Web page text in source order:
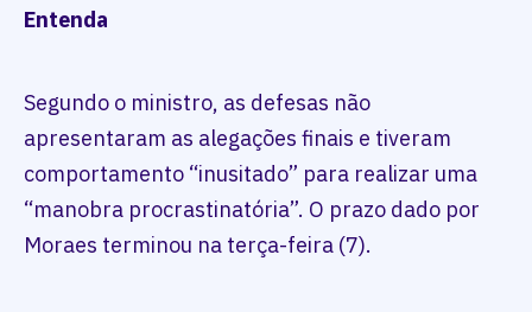
Entenda
Segundo o ministro, as defesas não
apresentaram as alegações finais e tiveram
comportamento “inusitado” para realizar uma
“manobra procrastinatória”. O prazo dado por
Moraes terminou na terça-feira (7).